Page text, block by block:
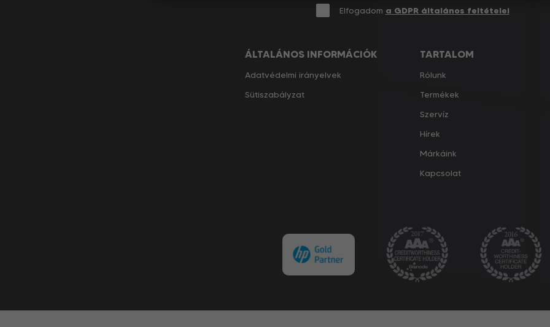
Elfogadom a GDPR általános feltételei
ÁLTALÁNOS INFORMÁCIÓK
Adatvédelmi irányelvek
Sütiszabályzat
TARTALOM
Rólunk
Termékek
Szervíz
Hírek
Márkáink
Kapcsolat